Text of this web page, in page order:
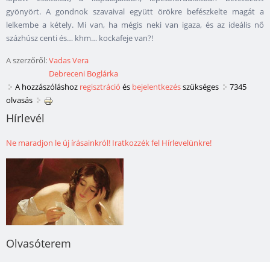
gyönyört. A gondnok szavaival együtt örökre befészkelte magát a
lelkembe a kétely. Mi van, ha mégis neki van igaza, és az ideális nő
százhúsz centi és… khm… kockafeje van?!
A szerzőről:Vadas Vera
Debreceni Boglárka
A hozzászóláshoz regisztráció és bejelentkezésszükséges
7345
olvasás
Hírlevél
Ne maradjon le új írásainkról! Iratkozzék fel Hírlevelünkre!
Olvasóterem